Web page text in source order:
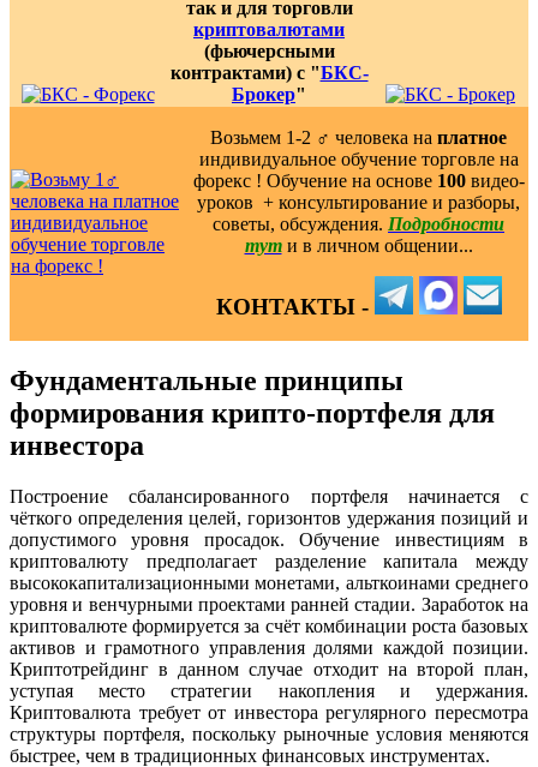
так и для торговли
криптовалютами
(фьючерсными
контрактами) с "БКС-
Брокер"
Возьмем 1-2 ‍♂️ человека на платное
индивидуальное обучение торговле на
форекс ! Обучение на основе 100видео-
уроков ️ + консультирование и разборы,
советы, обсуждения. Подробности
тут и в личном общении...
КОНТАКТЫ -
Фундаментальные принципы
формирования крипто-портфеля для
инвестора
Построение сбалансированного портфеля начинается с
чёткого определения целей, горизонтов удержания позиций и
допустимого уровня просадок. Обучение инвестициям в
криптовалюту предполагает разделение капитала между
высококапитализационными монетами, альткоинами среднего
уровня и венчурными проектами ранней стадии. Заработок на
криптовалюте формируется за счёт комбинации роста базовых
активов и грамотного управления долями каждой позиции.
Криптотрейдинг в данном случае отходит на второй план,
уступая место стратегии накопления и удержания.
Криптовалюта требует от инвестора регулярного пересмотра
структуры портфеля, поскольку рыночные условия меняются
быстрее, чем в традиционных финансовых инструментах.